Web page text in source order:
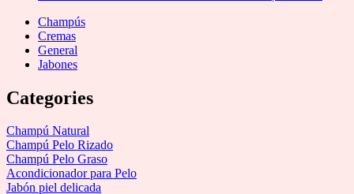
Champús
Cremas
General
Jabones
Categories
Champú Natural
Champú Pelo Rizado
Champú Pelo Graso
Acondicionador para Pelo
Jabón piel delicada